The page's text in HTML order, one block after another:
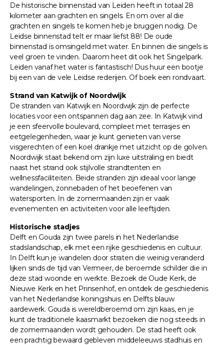
De historische binnenstad van Leiden heeft in totaal 28
kilometer aan grachten en singels. En om over al die
grachten en singels te komen heb je bruggen nodig. De
Leidse binnenstad telt er maar liefst 88! De oude
binnenstad is omsingeld met water. En binnen die singels is
veel groen te vinden. Daarom heet dit ook het Singelpark.
Leiden vanaf het water is fantastisch! Dus huur een bootje
bij een van de vele Leidse rederijen. Of boek een rondvaart.
Strand van Katwijk of Noordwijk
De stranden van Katwijk en Noordwijk zijn de perfecte
locaties voor een ontspannen dag aan zee. In Katwijk vind
je een sfeervolle boulevard, compleet met terrasjes en
eetgelegenheden, waar je kunt genieten van verse
visgerechten of een koel drankje met uitzicht op de golven.
Noordwijk staat bekend om zijn luxe uitstraling en biedt
naast het strand ook stijlvolle strandtenten en
wellnessfaciliteiten. Beide stranden zijn ideaal voor lange
wandelingen, zonnebaden of het beoefenen van
watersporten. In de zomermaanden zijn er vaak
evenementen en activiteiten voor alle leeftijden.
Historische stadjes
Delft en Gouda zijn twee parels in het Nederlandse
stadslandschap, elk met een rijke geschiedenis en cultuur.
In Delft kun je wandelen door straten die weinig veranderd
lijken sinds de tijd van Vermeer, de beroemde schilder die in
deze stad woonde en werkte. Bezoek de Oude Kerk, de
Nieuwe Kerk en het Prinsenhof, en ontdek de geschiedenis
van het Nederlandse koningshuis en Delfts blauw
aardewerk. Gouda is wereldberoemd om zijn kaas, en je
kunt de traditionele kaasmarkt bezoeken die nog steeds in
de zomermaanden wordt gehouden. De stad heeft ook
een prachtig bewaard gebleven middeleeuws stadhuis en